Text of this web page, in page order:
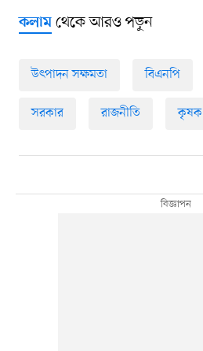
কলামথেকে আরও পড়ুন
উৎপাদন সক্ষমতা বিএনপি
সরকার রাজনীতি কৃষক